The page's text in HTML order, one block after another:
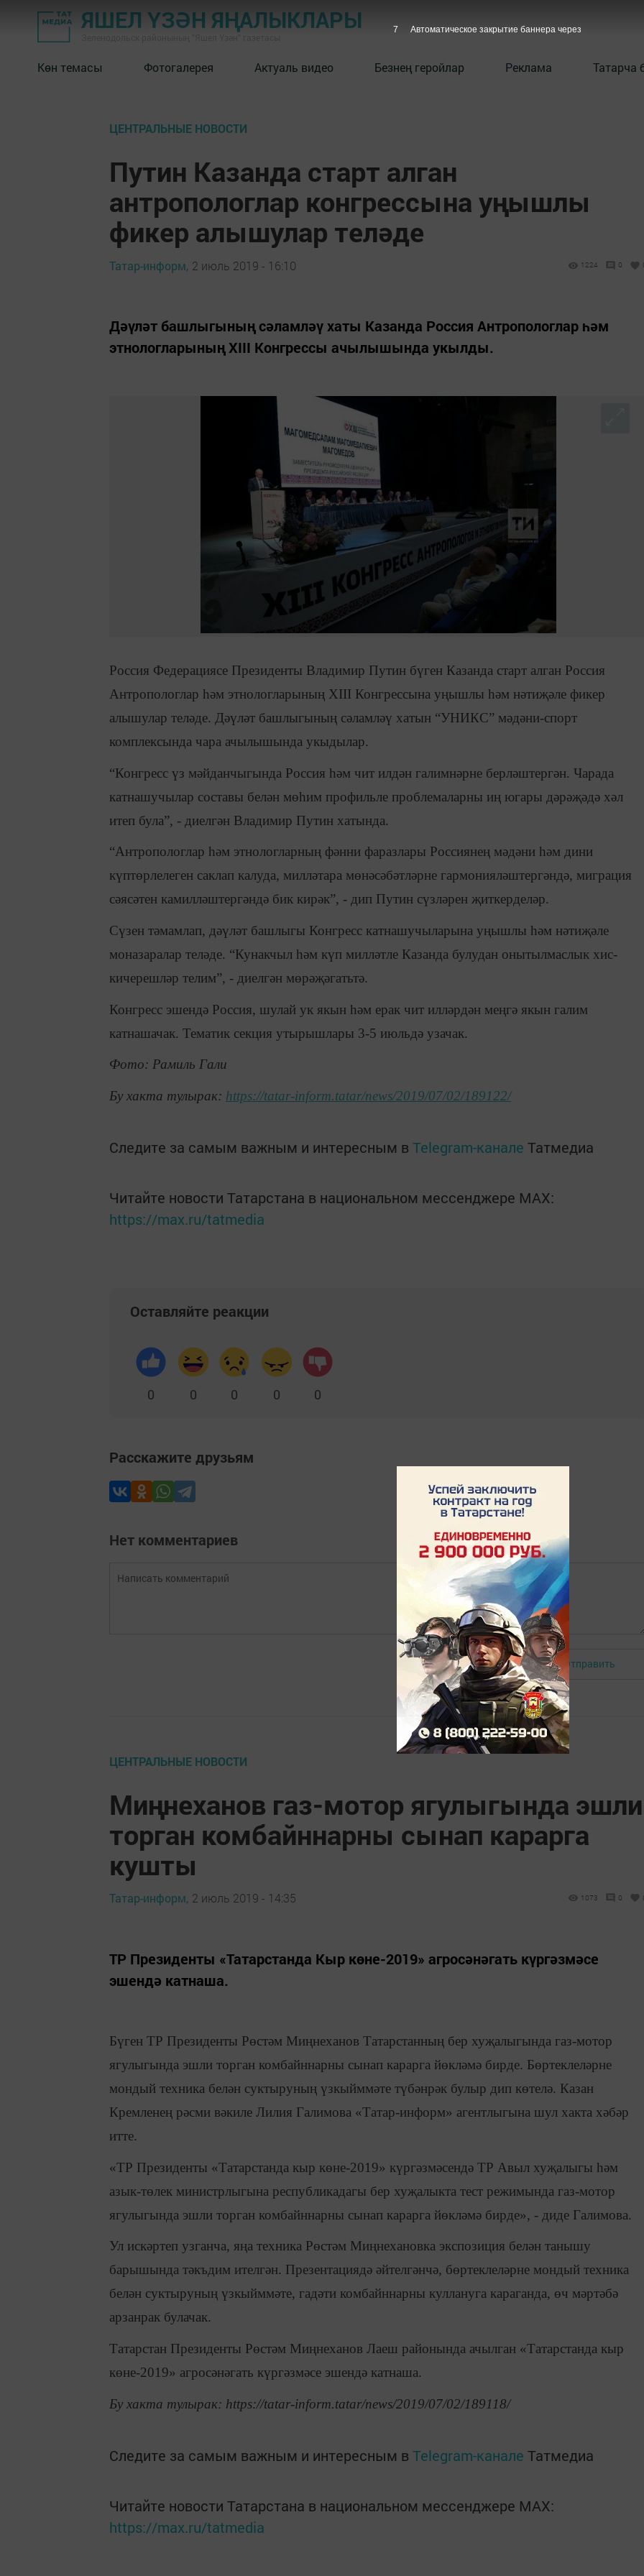
ЯШЕЛ ҮЗӘН ЯҢАЛЫКЛАРЫ
Көн темасы Фотогалерея Актуаль видео Безнең геройлар Реклама Татарча
ЦЕНТРАЛЬНЫЕ НОВОСТИ
Путин Казанда старт алган
антропологлар конгрессына уңышлы
фикер алышулар теләде
Татар-информ, 2 июль 2019 - 16:10 1224 0
Дәүләт башлыгының сәламләү хаты Казанда Россия Антропологлар һәм
этнологларының XIII Конгрессы ачылышында укылды.
Россия Федерациясе Президенты Владимир Путин бүген Казанда старт алган Россия
Антропологлар һәм этнологларының XIII Конгрессына уңышлы һәм нәтиҗәле фикер
алышулар теләде. Дәүләт башлыгының сәламләү хатын “УНИКС” мәдәни-спорт
комплексында чара ачылышында укыдылар.
“Конгресс үз мәйданчыгында Россия һәм чит илдән галимнәрне берләштергән. Чарада
катнашучылар составы белән мөһим профильле проблемаларны иң югары дәрәҗәдә хәл
итеп була”, - диелгән Владимир Путин хатында.
“Антропологлар һәм этнологларның фәнни фаразлары Россиянең мәдәни һәм дини
күптөрлелеген саклап калуда, милләтара мөнәсәбәтләрне гармонияләштергәндә, миграция
сәясәтен камилләштергәндә бик кирәк”, - дип Путин сүзләрен җиткерделәр.
Сүзен тәмамлап, дәүләт башлыгы Конгресс катнашучыларына уңышлы һәм нәтиҗәле
моназаралар теләде. “Кунакчыл һәм күп милләтле Казанда булудан онытылмаслык хис-
кичерешләр телим”, - диелгән мөрәҗәгатьтә.
Конгресс эшендә Россия, шулай ук якын һәм ерак чит илләрдән меңгә якын галим
катнашачак. Тематик секция утырышлары 3-5 июльдә узачак.
Фото: Рамиль Гали
Бу хакта тулырак: https://tatar-inform.tatar/news/2019/07/02/189122/
Следите за самым важным и интересным в Telegram-канале Татмедиа
Читайте новости Татарстана в национальном мессенджере MАХ:
https://max.ru/tatmedia
Оставляйте реакции
0 0 0 0 0
Расскажите друзьям
Нет комментариев
Авторизоваться Отправить
ЦЕНТРАЛЬНЫЕ НОВОСТИ
Миңнеханов газ-мотор ягулыгында эшли
торган комбайннарны сынап карарга
кушты
Татар-информ, 2 июль 2019 - 14:35 1073 0
ТР Президенты «Татарстанда Кыр көне-2019» агросәнәгать күргәзмәсе
эшендә катнаша.
Бүген ТР Президенты Рөстәм Миңнеханов Татарстанның бер хуҗалыгында газ-мотор
ягулыгында эшли торган комбайннарны сынап карарга йөкләмә бирде. Бөртеклеләрне
мондый техника белән суктыруның үзкыйммәте түбәнрәк булыр дип көтелә. Казан
Кремленең рәсми вәкиле Лилия Галимова «Татар-информ» агентлыгына шул хакта хәбәр
итте.
«ТР Президенты «Татарстанда кыр көне-2019» күргәзмәсендә ТР Авыл хуҗалыгы һәм
азык-төлек министрлыгына республикадагы бер хуҗалыкта тест режимында газ-мотор
ягулыгында эшли торган комбайннарны сынап карарга йөкләмә бирде», - диде Галимова.
Ул искәртеп узганча, яңа техника Рөстәм Миңнехановка экспозиция белән танышу
барышында тәкъдим ителгән. Презентациядә әйтелгәнчә, бөртеклеләрне мондый техника
белән суктыруның үзкыйммәте, гадәти комбайннарны куллануга караганда, өч мәртәбә
арзанрак булачак.
Татарстан Президенты Рөстәм Миңнеханов Лаеш районында ачылган «Татарстанда кыр
көне-2019» агросәнәгать күргәзмәсе эшендә катнаша.
Бу хакта тулырак: https://tatar-inform.tatar/news/2019/07/02/189118/
Следите за самым важным и интересным в Telegram-канале Татмедиа
Читайте новости Татарстана в национальном мессенджере MАХ:
https://max.ru/tatmedia
6 Автоматическое закрытие баннера через